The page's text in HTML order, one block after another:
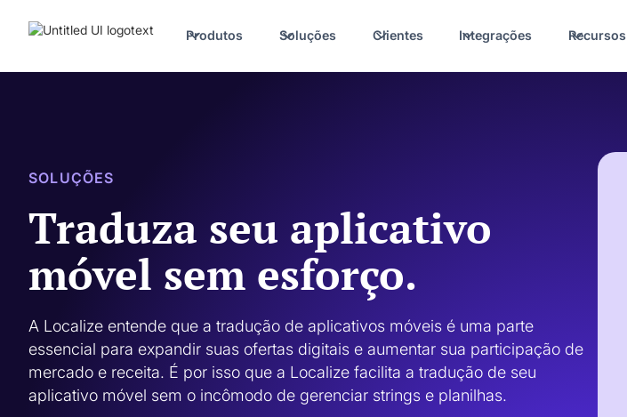
Produtos Soluções Clientes Integrações Recursos
SOLUÇÕES
Traduza seu aplicativo
móvel sem esforço.
A Localize entende que a tradução de aplicativos móveis é uma parte
essencial para expandir suas ofertas digitais e aumentar sua participação de
mercado e receita. É por isso que a Localize facilita a tradução de seu
aplicativo móvel sem o incômodo de gerenciar strings e planilhas.